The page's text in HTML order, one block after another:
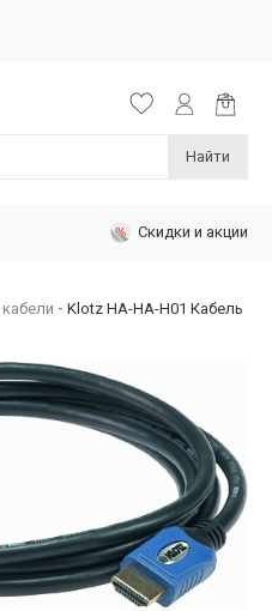
Найти
Скидки и акции
Klotz HA-HA-H01 Кабель